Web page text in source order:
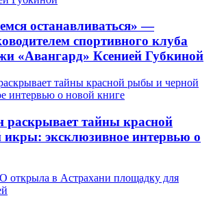
останавливаться» —
спортивного клуба
«Авангард» Ксенией Губкиной
тайны красной
эксклюзивное интервью о